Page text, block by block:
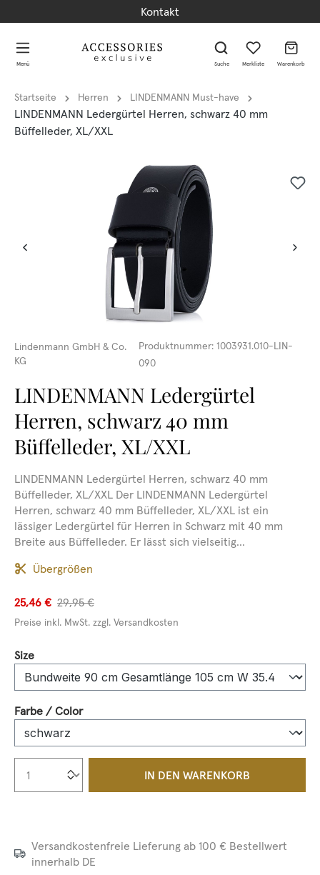
Kontakt
Menü Suche Merkliste Warenkorb
Startseite Herren LINDENMANN Must-have
LINDENMANN Ledergürtel Herren, schwarz 40 mm
Büffelleder, XL/XXL
Lindenmann GmbH & Co.
KG
Produktnummer: 1003931.010-LIN-
090
LINDENMANN Ledergürtel
Herren, schwarz 40 mm
Büffelleder, XL/XXL
LINDENMANN Ledergürtel Herren, schwarz 40 mm
Büffelleder, XL/XXL Der LINDENMANN Ledergürtel
Herren, schwarz 40 mm Büffelleder, XL/XXL ist ein
lässiger Ledergürtel für Herren in Schwarz mit 40 mm
Breite aus Büffelleder. Er lässt sich vielseitig...
Übergrößen
25,46 € 29,95 €
Preise inkl. MwSt. zzgl. Versandkosten
Sizeauswählen
Farbe / Colorauswählen
Produkt Anzahl: Gib den
IN DEN WARENKORB
Versandkostenfreie Lieferung ab 100 € Bestellwert
innerhalb DE